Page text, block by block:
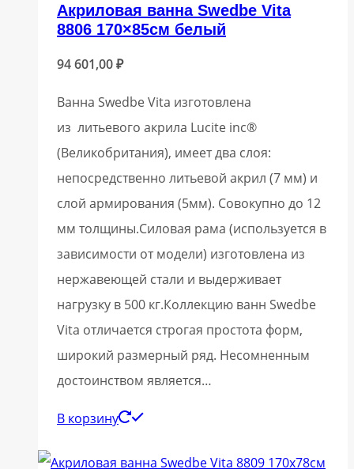
Акриловая ванна Swedbe Vita
8806 170×85см белый
94 601,00₽
Ванна Swedbe Vita изготовлена
из литьевого акрила Lucite inc®
(Великобритания), имеет два слоя:
непосредственно литьевой акрил (7 мм) и
слой армирования (5мм). Совокупно до 12
мм толщины.Силовая рама (используется в
зависимости от модели) изготовлена из
нержавеющей стали и выдерживает
нагрузку в 500 кг.Коллекцию ванн Swedbe
Vita отличается строгая простота форм,
широкий размерный ряд. Несомненным
достоинством является…
В корзину